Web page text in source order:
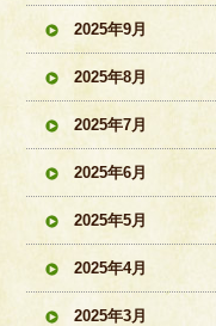
2025年9月
2025年8月
2025年7月
2025年6月
2025年5月
2025年4月
2025年3月